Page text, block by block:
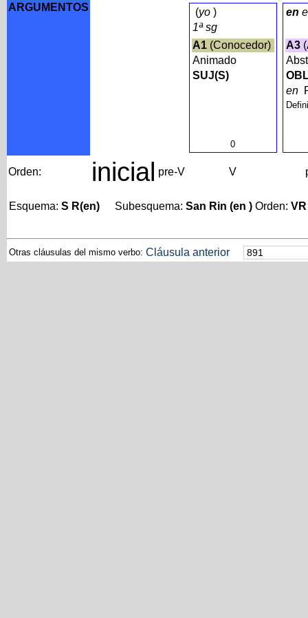
ARGUMENTOS
(yo)
1ª sg
A1(Conocedor)
Animado
SUJ(S)
0
en
A3
en
Orden: inicial pre-V V
Esquema: S R(en) Subesquema: San Rin (en ) Orden: VR
Otras cláusulas del mismo verbo: Cláusula anterior